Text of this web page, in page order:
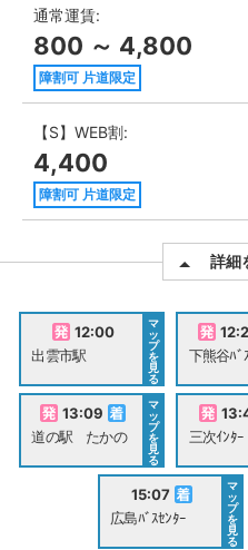
通常運賃:
800 ～ 4,800
障割可 片道限定
【S】WEB割:
4,400
障割可 片道限定
詳細
12:00
出雲市駅
マ
ッ
プ
を
見
る
下熊谷ﾊﾞ
13:09
道の駅 たかの
マ
ッ
プ
を
見
る
三次ｲﾝﾀｰ
15:07
広島ﾊﾞｽｾﾝﾀｰ
マ
ッ
プ
を
見
る